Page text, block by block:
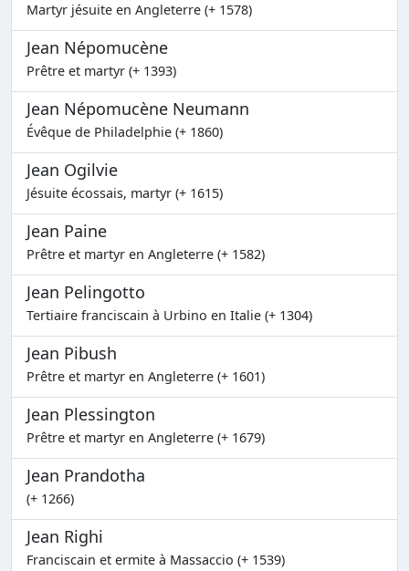
Martyr jésuite en Angleterre (+ 1578)
Jean Népomucène
Prêtre et martyr (+ 1393)
Jean Népomucène Neumann
Évêque de Philadelphie (+ 1860)
Jean Ogilvie
Jésuite écossais, martyr (+ 1615)
Jean Paine
Prêtre et martyr en Angleterre (+ 1582)
Jean Pelingotto
Tertiaire franciscain à Urbino en Italie (+ 1304)
Jean Pibush
Prêtre et martyr en Angleterre (+ 1601)
Jean Plessington
Prêtre et martyr en Angleterre (+ 1679)
Jean Prandotha
(+ 1266)
Jean Righi
Franciscain et ermite à Massaccio (+ 1539)